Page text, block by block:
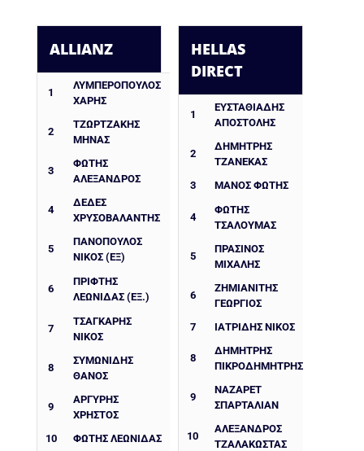
ALLIANZ
1
ΛΥΜΠΕΡΟΠΟΥΛΟΣ
ΧΑΡΗΣ
2
ΤΖΩΡΤΖΑΚΗΣ
ΜΗΝΑΣ
3
ΦΩΤΗΣ
ΑΛΕΞΑΝΔΡΟΣ
4
ΔΈΔΕΣ
ΧΡΥΣΟΒΑΛΆΝΤΗΣ
5
ΠΑΝΟΠΟΥΛΟΣ
ΝΙΚΟΣ (ΕΞ)
6
ΠΡΙΦΤΗΣ
ΛΕΩΝΙΔΑΣ (ΕΞ.)
7
ΤΣΑΓΚΑΡΗΣ
ΝΙΚΟΣ
8
ΣΥΜΩΝΙΔΗΣ
ΘΑΝΟΣ
9
ΑΡΓΎΡΗΣ
ΧΡΉΣΤΟΣ
10
ΦΩΤΗΣ ΛΕΩΝΙΔΑΣ
HELLAS
DIRECT
1
ΕΥΣΤΑΘΙΑΔΗΣ
ΑΠΟΣΤΟΛΗΣ
2
ΔΗΜΉΤΡΗΣ
ΤΖΑΝΈΚΑΣ
3
ΜΑΝΟΣ ΦΩΤΗΣ
4
ΦΏΤΗΣ
ΤΣΑΛΟΥΜΆΣ
5
ΠΡΑΣΙΝΟΣ
ΜΙΧΑΛΗΣ
6
ΖΗΜΙΑΝΙΤΗΣ
ΓΕΩΡΓΙΟΣ
7
ΙΑΤΡΙΔΗΣ ΝΙΚΟΣ
8
ΔΗΜΉΤΡΗΣ
ΠΙΚΡΟΔΗΜΉΤΡΗΣ
9
ΝΑΖΑΡΈΤ
ΣΠΑΡΤΑΛΙΆΝ
10
ΑΛΈΞΑΝΔΡΟΣ
ΤΖΑΛΑΚΏΣΤΑΣ